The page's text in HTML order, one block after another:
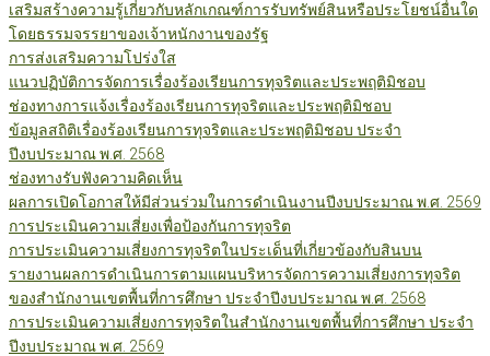
เสริมสร้างความรู้เกี่ยวกับหลักเกณฑ์การรับทรัพย์สินหรือประโยชน์อื่นใด
โดยธรรมจรรยาของเจ้าหนักงานของรัฐ
การส่งเสริมความโปร่งใส
แนวปฏิบัติการจัดการเรื่องร้องเรียนการทุจริตและประพฤติมิชอบ
ช่องทางการแจ้งเรื่องร้องเรียนการทุจริตและประพฤติมิชอบ
ข้อมูลสถิติเรื่องร้องเรียนการทุจริตและประพฤติมิชอบ ประจำ
ปีงบประมาณ พ.ศ. 2568
ช่องทางรับฟังความคิดเห็น
ผลการเปิดโอกาสให้มีส่วนร่วมในการดำเนินงานปีงบประมาณ พ.ศ. 2569
การประเมินความเสี่ยงเพื่อป้องกันการทุจริต
การประเมินความเสี่ยงการทุจริตในประเด็นที่เกี่ยวข้องกับสินบน
รายงานผลการดำเนินการตามแผนบริหารจัดการความเสี่ยงการทุจริต
ของสำนักงานเขตพื้นที่การศึกษา ประจำปีงบประมาณ พ.ศ. 2568
การประเมินความเสี่ยงการทุจริตในสำนักงานเขตพื้นที่การศึกษา ประจำ
ปีงบประมาณ พ.ศ. 2569